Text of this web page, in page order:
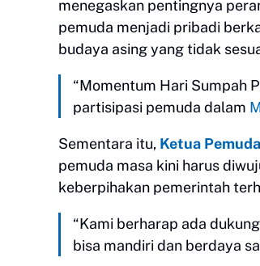
menegaskan pentingnya
pemuda menjadi pribadi
budaya asing yang tidak
“Momentum Hari Sumpah
partisipasi pemuda dalam
Sementara itu, Ketua
pemuda masa kini harus
keberpihakan pemerintah
“Kami berharap ada
bisa mandiri dan berdaya